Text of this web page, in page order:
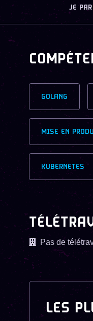
JE
GOLANG
MISE EN
KUBERNETES
Pas de
LES